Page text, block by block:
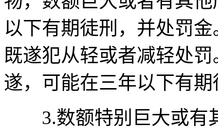
以下有期徒刑，并处罚
既遂犯从轻或者减轻处
遂，可能在三年以下有
3.数额特别巨大或有